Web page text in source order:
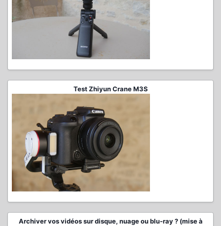
Test Zhiyun Crane M3S
Archiver vos vidéos sur disque, nuage ou blu-ray ? (mise à